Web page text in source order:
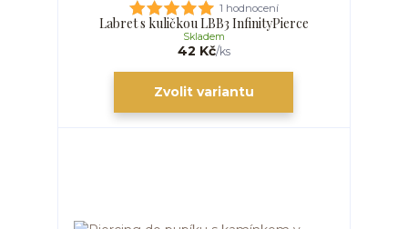
1 hodnocení
Labret s kuličkou LBB3 InfinityPierce
42 Kč/ks
Skladem
Zvolit variantu